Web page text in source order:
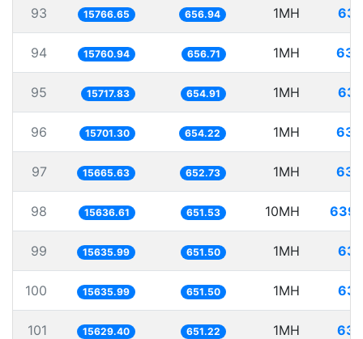
93 15766.65 656.94 1MH
94 15760.94 656.71 1MH
95 15717.83 654.91 1MH
96 15701.30 654.22 1MH
97 15665.63 652.73 1MH
98 15636.61 651.53 10MH
99 15635.99 651.50 1MH
100 15635.99 651.50 1MH
101 15629.40 651.22 1MH